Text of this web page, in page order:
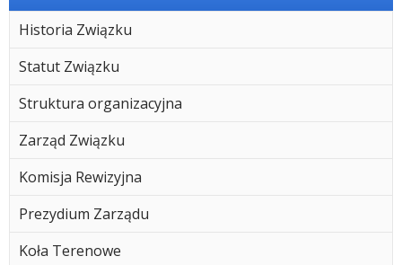
Historia Związku
Statut Związku
Struktura organizacyjna
Zarząd Związku
Komisja Rewizyjna
Prezydium Zarządu
Koła Terenowe